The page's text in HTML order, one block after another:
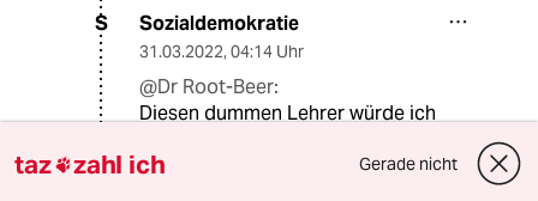
S Sozialdemokratie
31.03.2022, 04:14 Uhr
@Dr Root-Beer:
Diesen dummen Lehrer würde ich
taz zahl ich Gerade nicht